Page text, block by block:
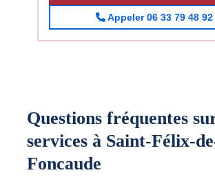
Appeler 06 33 79 48 92
Questions fréquentes
services à Saint-Félix-
Foncaude